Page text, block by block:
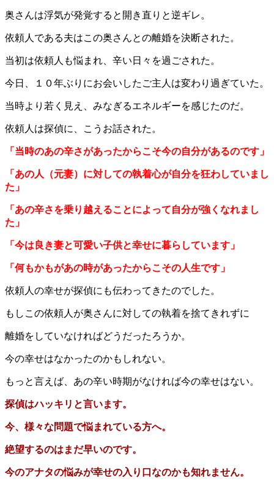
奥さんは浮気が発覚すると開き直りと逆ギレ。
依頼人である夫はこの奥さんとの離婚を決断された。
当初は依頼人も悩まれ、辛い日々を過ごされた。
今日、１０年ぶりにお会いしたご主人は変わり過ぎていた。
当時より若く見え、みなぎるエネルギーを感じたのだ。
依頼人は探偵に、こうお話された。
「当時のあの辛さがあったからこそ今の自分があるのです」
「あの人（元妻）に対しての執着心が自分を狂わしていまし
た」
「あの辛さを乗り越えることによって自分が強くなれまし
た」
「今は良き妻と可愛い子供と幸せに暮らしています」
「何もかもがあの時があったからこその人生です」
依頼人の幸せが探偵にも伝わってきたのでした。
もしこの依頼人が奥さんに対しての執着を捨てきれずに
離婚をしていなければどうだったろうか。
今の幸せはなかったのかもしれない。
もっと言えば、あの辛い時期がなければ今の幸せはない。
探偵はハッキリと言います。
今、様々な問題で悩まれている方へ。
絶望するのはまだ早いのです。
今のアナタの悩みが幸せの入り口なのかも知れません。